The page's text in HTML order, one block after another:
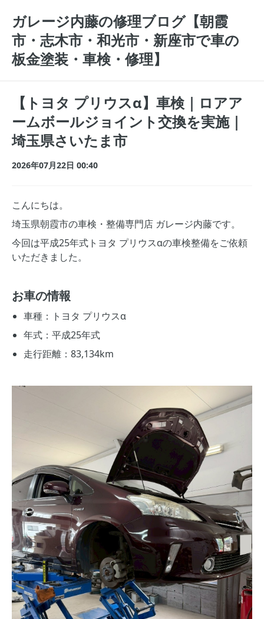
ガレージ内藤の修理ブログ【朝霞
市・志木市・和光市・新座市で車の
板金塗装・車検・修理】
【トヨタ プリウスα】車検｜ロアア
ームボールジョイント交換を実施｜
埼玉県さいたま市
2026年07月22日 00:40
こんにちは。
埼玉県朝霞市の車検・整備専門店 ガレージ内藤です。
今回は平成25年式トヨタ プリウスαの車検整備をご依頼
いただきました。
お車の情報
車種：トヨタ プリウスα
年式：平成25年式
走行距離：83,134km